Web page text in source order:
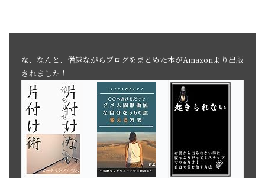
な、なんと、僭越ながらブログをまとめた本がAmazonより出版
されました！